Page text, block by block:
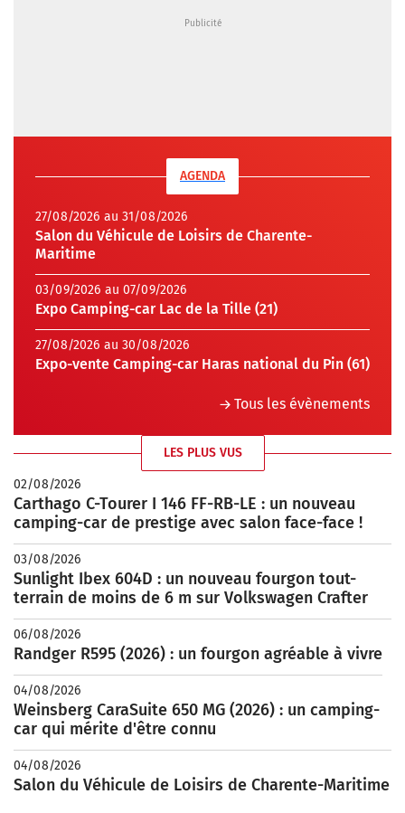
AGENDA
27/08/2026 au 31/08/2026
Salon du Véhicule de Loisirs de Charente-
Maritime
03/09/2026 au 07/09/2026
Expo Camping-car Lac de la Tille (21)
27/08/2026 au 30/08/2026
Expo-vente Camping-car Haras national du Pin (61)
Tous les évènements
LES PLUS VUS
02/08/2026
Carthago C-Tourer I 146 FF-RB-LE : un nouveau
camping-car de prestige avec salon face-face !
03/08/2026
Sunlight Ibex 604D : un nouveau fourgon tout-
terrain de moins de 6 m sur Volkswagen Crafter
06/08/2026
Randger R595 (2026) : un fourgon agréable à vivre
04/08/2026
Weinsberg CaraSuite 650 MG (2026) : un camping-
car qui mérite d'être connu
04/08/2026
Salon du Véhicule de Loisirs de Charente-Maritime